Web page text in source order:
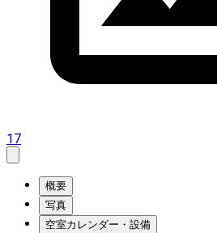
17
概要
写真
空室カレンダー・設備